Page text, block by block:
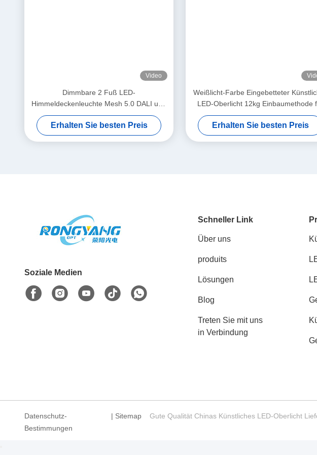
Technologie
Zwei Versionen: KLASSISCHE VERSION
bietet helle Beleuchtung, aber TUYA
bis Sonnenuntergang nachahmt, um so das Gefühl von Tageslicht zu erzeugenkann